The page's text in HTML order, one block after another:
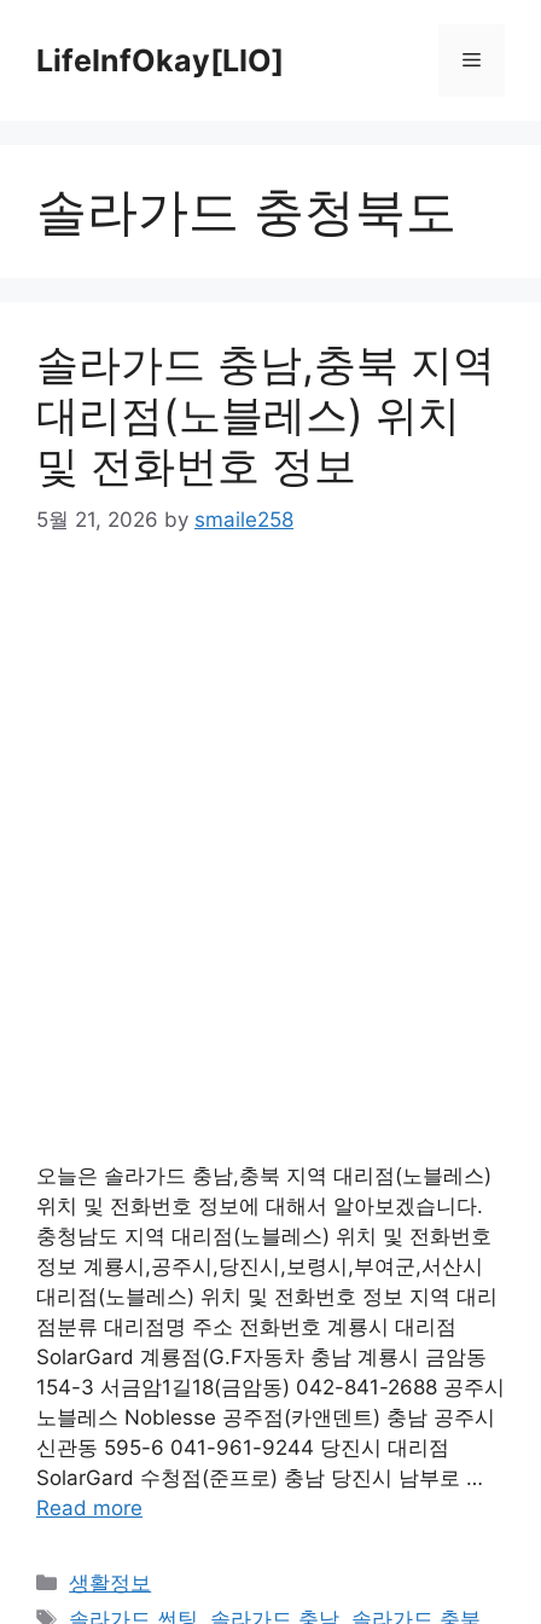
contentLifeInfOkay[LIO] Menu
솔라가드 충청북도
솔라가드 충남,충북 지역
대리점(노블레스) 위치
및 전화번호 정보
5월 21, 2026 by smaile258
오늘은 솔라가드 충남,충북 지역 대리점(노블레스)
위치 및 전화번호 정보에 대해서 알아보겠습니다.
충청남도 지역 대리점(노블레스) 위치 및 전화번호
정보 계룡시,공주시,당진시,보령시,부여군,서산시
대리점(노블레스) 위치 및 전화번호 정보 지역 대리
점분류 대리점명 주소 전화번호 계룡시 대리점
SolarGard 계룡점(G.F자동차 충남 계룡시 금암동
154-3 서금암1길18(금암동) 042-841-2688 공주시
노블레스 Noblesse 공주점(카앤덴트) 충남 공주시
신관동 595-6 041-961-9244 당진시 대리점
SolarGard 수청점(준프로) 충남 당진시 남부로 …
Read more
Categories
생활정보
Tags
솔라가드 썬팅 솔라가드 충남 솔라가드 충북